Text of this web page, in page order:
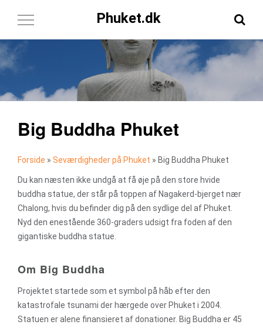
Phuket.dk
Toggle
Big Buddha Phuket
Forside » Seværdigheder på Phuket » Big Buddha Phuket
Du kan næsten ikke undgå at få øje på den store hvide
buddha statue, der står på toppen af Nagakerd-bjerget nær
Chalong, hvis du befinder dig på den sydlige del af Phuket.
Nyd den enestående 360-graders udsigt fra foden af den
gigantiske buddha statue.
Om Big Buddha
Projektet startede som et symbol på håb efter den
katastrofale tsunami der hærgede over Phuket i 2004.
Statuen er alene finansieret af donationer. Big Buddha er 45